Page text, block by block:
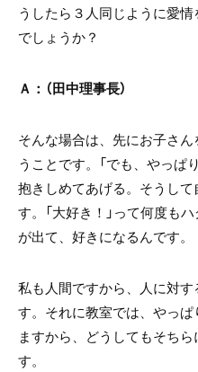
うしたら３人同じように愛
でしょうか？
Ａ：（田中理事長）
そんな場合は、先にお子さ
うことです。「でも、やっぱ
抱きしめてあげる。そうし
す。「大好き！」って何度も
が出て、好きになるんです。
私も人間ですから、人に対
す。それに教室では、やっ
ますから、どうしてもそち
す。